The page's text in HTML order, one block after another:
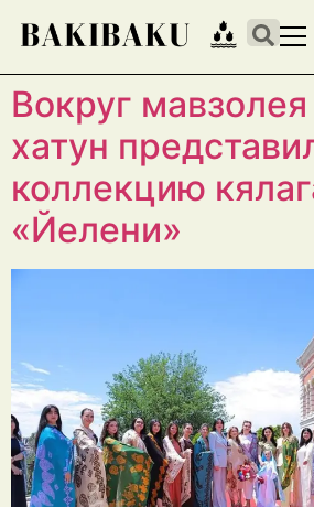
Вокруг
хатун
коллекцию
«Йелени»